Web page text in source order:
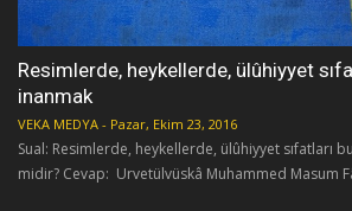
Resimlerde, heykellerde, ülûhiyyet
inanmak
VEKA MEDYA - Pazar, Ekim 23, 2016
Sual: Resimlerde, heykellerde, ülûhiyyet sıfatları
midir? Cevap: Urvetülvüskâ Muhammed Masum